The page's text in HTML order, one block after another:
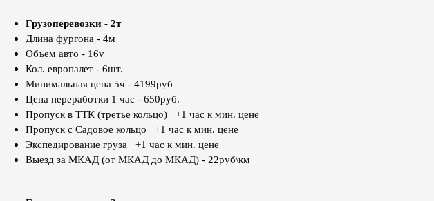
Грузоперевозки - 2т
Длина фургона - 4м
Объем авто - 16v
Кол. европалет - 6шт.
Минимальная цена 5ч - 4199руб
Цена переработки 1 час - 650руб.
Пропуск в ТТК (третье кольцо) +1 час к мин. цене
Пропуск с Садовое кольцо +1 час к мин. цене
Экспедирование груза +1 час к мин. цене
Выезд за МКАД (от МКАД до МКАД) - 22руб\км